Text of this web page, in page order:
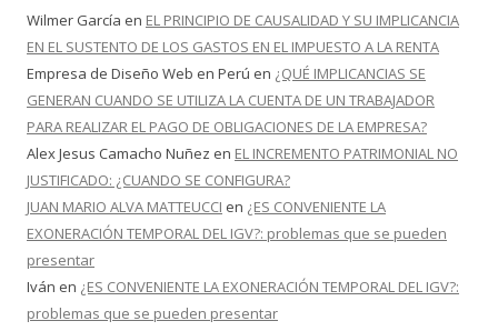
Wilmer García en EL PRINCIPIO DE CAUSALIDAD Y SU IMPLICANCIA
EN EL SUSTENTO DE LOS GASTOS EN EL IMPUESTO A LA RENTA
Empresa de Diseño Web en Perú en ¿QUÉ IMPLICANCIAS SE
GENERAN CUANDO SE UTILIZA LA CUENTA DE UN TRABAJADOR
PARA REALIZAR EL PAGO DE OBLIGACIONES DE LA EMPRESA?
Alex Jesus Camacho Nuñez en EL INCREMENTO PATRIMONIAL NO
JUSTIFICADO: ¿CUANDO SE CONFIGURA?
JUAN MARIO ALVA MATTEUCCI en ¿ES CONVENIENTE LA
EXONERACIÓN TEMPORAL DEL IGV?: problemas que se pueden
presentar
Iván en ¿ES CONVENIENTE LA EXONERACIÓN TEMPORAL DEL IGV?:
problemas que se pueden presentar